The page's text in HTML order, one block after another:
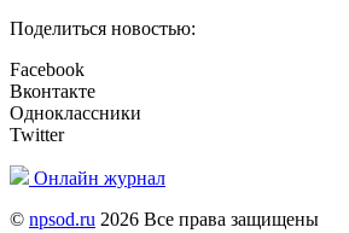
Поделиться новостью:
Facebook
Вконтакте
Одноклассники
Twitter
Онлайн журнал
© npsod.ru 2026 Все права защищены